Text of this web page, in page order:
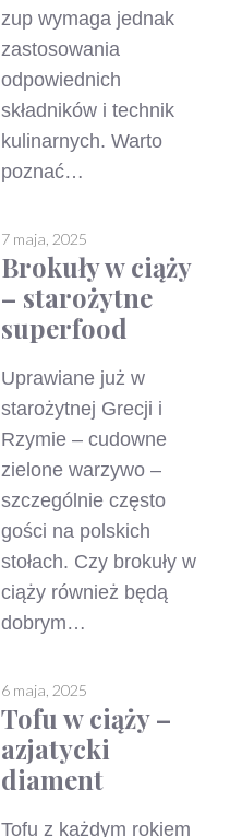
zup wymaga jednak
zastosowania
odpowiednich
składników i technik
kulinarnych. Warto
poznać…
Brokuły w ciąży
– starożytne
superfood
7 maja, 2025
Uprawiane już w
starożytnej Grecji i
Rzymie – cudowne
zielone warzywo –
szczególnie często
gości na polskich
stołach. Czy brokuły w
ciąży również będą
dobrym…
Tofu w ciąży –
azjatycki
diament
6 maja, 2025
Tofu z każdym rokiem